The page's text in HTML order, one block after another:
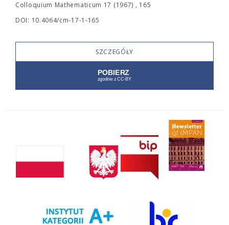
Colloquium Mathematicum 17 (1967) , 165
DOI: 10.4064/cm-17-1-165
SZCZEGÓŁY